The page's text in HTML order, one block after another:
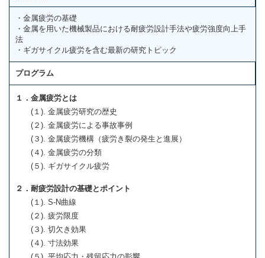
・金属疲労の基礎
・金属を用いた機械製品における耐疲労設計手法や疲労強度向上手
法
・ギガサイクル疲労を含む最新の研究トピック
プログラム
１．金属疲労とは
(１). 金属疲労研究の歴史
(２). 金属疲労による事故事例
(３). 金属疲労機構（疲労き裂の発生と進展）
(４). 金属疲労の分類
(５). ギガサイクル疲労
２．耐疲労設計の基礎とポイント
(１). S-N曲線
(２). 疲労限度
(３). 切欠き効果
(４). 寸法効果